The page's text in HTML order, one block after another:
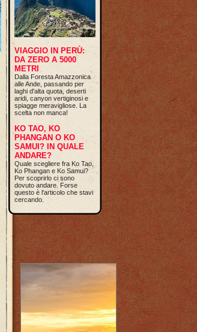
VIAGGIO IN PERÙ:
DA ZERO A 5000
METRI
Dalla Foresta Amazzonica
alle Ande, passando per
laghi d'alta quota, deserti
aridi, canyon vertiginosi e
spiagge meravigliose. La
scelta non manca!
KO TAO, KO
PHANGAN O KO
SAMUI? IN QUALE
ANDARE?
Quale scegliere fra Ko Tao,
Ko Phangan e Ko Samui?
Per scoprirlo ci sono
dovuto andare. Forse
questo è l'articolo che stavi
cercando.